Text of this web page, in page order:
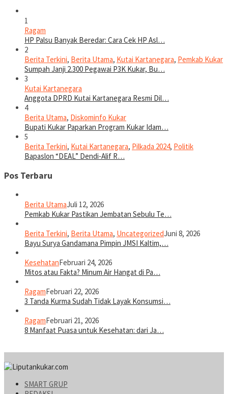
1
Ragam
HP Palsu Banyak Beredar: Cara Cek HP Asl…
2
Berita Terkini, Berita Utama, Kutai Kartanegara, Pemkab Kukar
Sumpah Janji 2.300 Pegawai P3K Kukar, Bu…
3
Kutai Kartanegara
Anggota DPRD Kutai Kartanegara Resmi Dil…
4
Berita Utama, Diskominfo Kukar
Bupati Kukar Paparkan Program Kukar Idam…
5
Berita Terkini, Kutai Kartanegara, Pilkada 2024, Politik
Bapaslon “DEAL” Dendi-Alif R…
Pos Terbaru
Berita UtamaJuli 12, 2026
Pemkab Kukar Pastikan Jembatan Sebulu Te…
Berita Terkini, Berita Utama, UncategorizedJuni 8, 2026
Bayu Surya Gandamana Pimpin JMSI Kaltim,…
KesehatanFebruari 24, 2026
Mitos atau Fakta? Minum Air Hangat di Pa…
RagamFebruari 22, 2026
3 Tanda Kurma Sudah Tidak Layak Konsumsi…
RagamFebruari 21, 2026
8 Manfaat Puasa untuk Kesehatan: dari Ja…
SMART GRUP